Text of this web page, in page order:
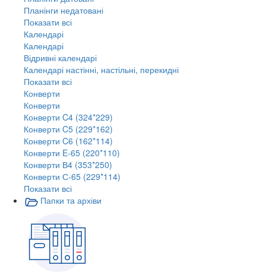
Планінги недатовані
Показати всі
Календарі
Календарі
Відривні календарі
Календарі настінні, настільні, перекидні
Показати всі
Конверти
Конверти
Конверти C4 (324*229)
Конверти C5 (229*162)
Конверти C6 (162*114)
Конверти E-65 (220*110)
Конверти В4 (353*250)
Конверти С-65 (229*114)
Показати всі
Папки та архіви